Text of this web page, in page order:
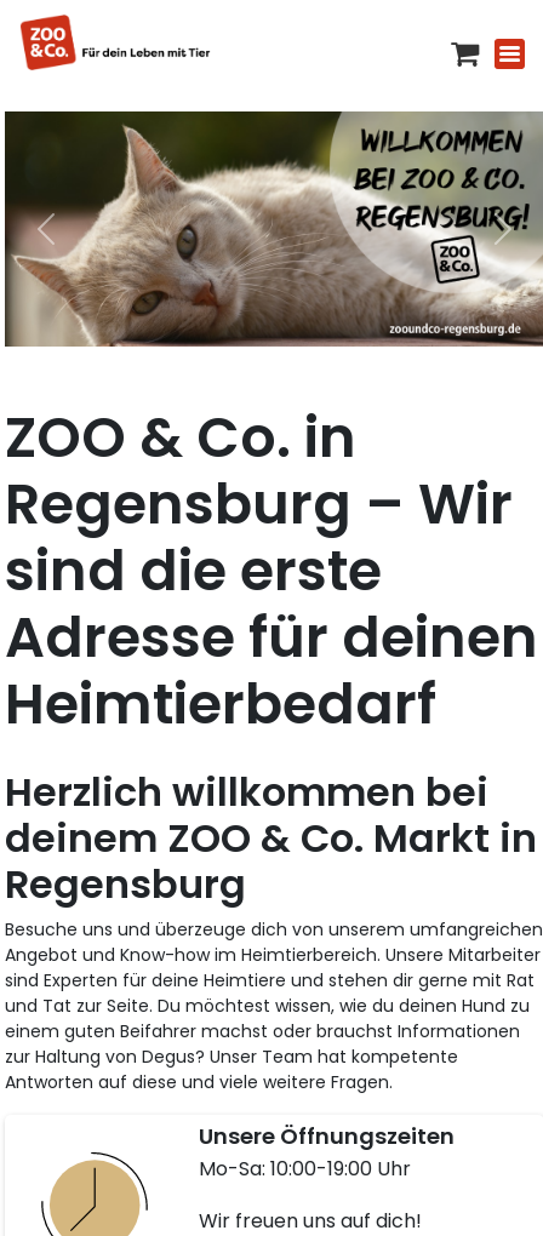
ZOO & Co. in
Regensburg – Wir
sind die erste
Adresse für deinen
Heimtierbedarf
Herzlich willkommen bei
deinem ZOO & Co. Markt in
Regensburg
Besuche uns und überzeuge dich von unserem umfangreichen
Angebot und Know-how im Heimtierbereich. Unsere Mitarbeiter
sind Experten für deine Heimtiere und stehen dir gerne mit Rat
und Tat zur Seite. Du möchtest wissen, wie du deinen Hund zu
einem guten Beifahrer machst oder brauchst Informationen
zur Haltung von Degus? Unser Team hat kompetente
Antworten auf diese und viele weitere Fragen.
Unsere Öffnungszeiten
Mo-Sa: 10:00-19:00 Uhr
Wir freuen uns auf dich!